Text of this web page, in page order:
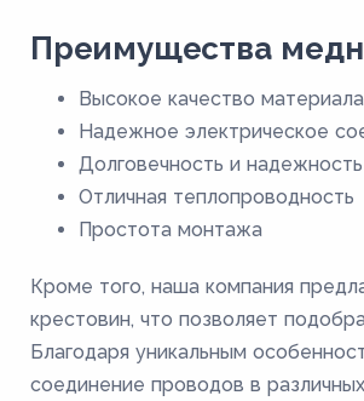
Преимущества
Высокое качество материала
Надежное электрическое
Долговечность и надежность
Отличная теплопроводность
Простота монтажа
Кроме того, наша компания
крестовин, что позволяет
Благодаря уникальным
соединение проводов в